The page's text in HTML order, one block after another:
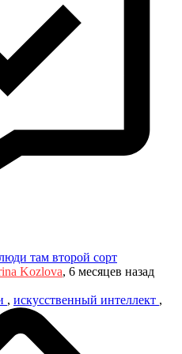
там второй сорт
Kozlova, 6 месяцев назад
, искусственный интеллект ,